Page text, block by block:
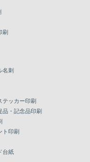
刷
名刺
テッカー印刷
品・記念品印刷
ト印刷
台紙